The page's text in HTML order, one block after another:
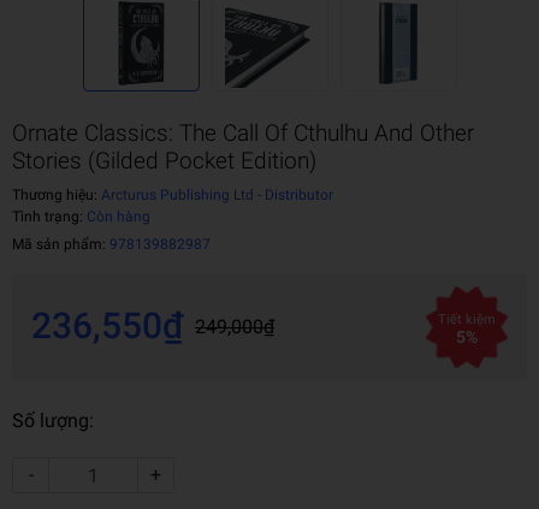
Ornate Classics: The Call Of Cthulhu And Other
Stories (Gilded Pocket Edition)
Thương hiệu: Arcturus Publishing Ltd - Distributor
Tình trạng: Còn hàng
Mã sản phẩm: 978139882987
236,550₫ 249,000₫ Tiết kiệm
5%
Số lượng:
- +